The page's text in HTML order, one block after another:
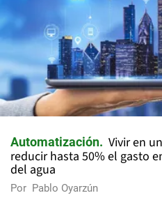
Automatización
Vivir en
reducir hasta 50% el gasto
del agua
Por Pablo Oyarzún